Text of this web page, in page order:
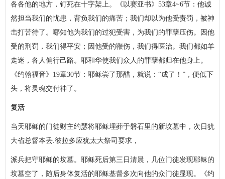
各各他的地方，钉死在十字架上。《以赛亚书》53章4~6节：他诚
然担当我们的忧患，背负我们的痛苦；我们却以为他受责罚，被神
击打苦待了。哪知他为我们的过犯受害，为我们的罪孽压伤。因他
受的刑罚，我们得平安；因他受的鞭伤，我们得医治。我们都如羊
走迷，各人偏行己路。耶和华使我们众人的罪孽都归在他身上。
《约翰福音》19章30节：耶稣尝了那醋，就说：“成了！”，便低下
头，将灵魂交付神了。
复活
当天耶稣的门徒财主约瑟将耶稣埋葬于磐石里的新坟墓中，次日犹
大省总督本丢.彼拉多应犹太大祭司要求，
派兵把守耶稣的坟墓。耶稣死后第三日清晨，几位门徒发现耶稣的
坟墓空了，随后身体复活的耶稣基督多次向他的众门徒显现。《约